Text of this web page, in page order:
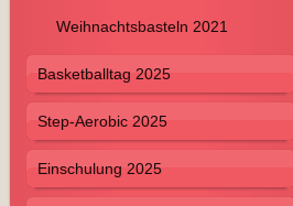
Weihnachtsbasteln 2021
Basketballtag 2025
Step-Aerobic 2025
Einschulung 2025